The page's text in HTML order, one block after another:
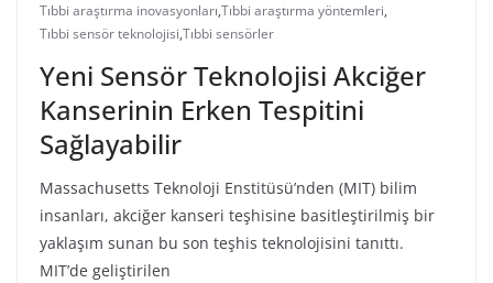
Tıbbi araştırma inovasyonları,Tıbbi araştırma yöntemleri,
Tıbbi sensör teknolojisi,Tıbbi sensörler
Yeni Sensör Teknolojisi Akciğer
Kanserinin Erken Tespitini
Sağlayabilir
Massachusetts Teknoloji Enstitüsü’nden (MIT) bilim
insanları, akciğer kanseri teşhisine basitleştirilmiş bir
yaklaşım sunan bu son teşhis teknolojisini tanıttı.
MIT’de geliştirilen